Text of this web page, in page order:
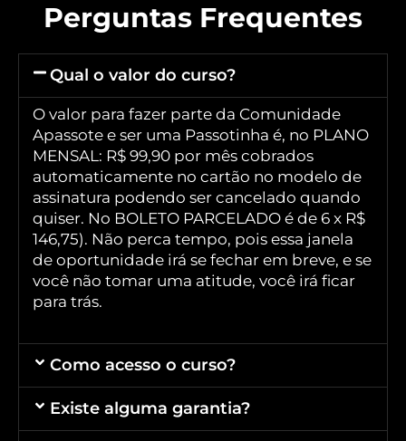
Perguntas Frequentes
Qual o valor do curso?
O valor para fazer parte da Comunidade
Apassote e ser uma Passotinha é, no PLANO
MENSAL: R$ 99,90 por mês cobrados
automaticamente no cartão no modelo de
assinatura podendo ser cancelado quando
quiser. No BOLETO PARCELADO é de 6 x R$
146,75). Não perca tempo, pois essa janela
de oportunidade irá se fechar em breve, e se
você não tomar uma atitude, você irá ficar
para trás.
Como acesso o curso?
Existe alguma garantia?